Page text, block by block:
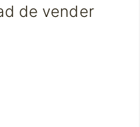
de vender